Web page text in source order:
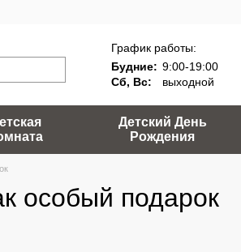
График работы:
Будние: 9:00-19:00
Сб, Вс:
выходной
Детский День
Рождения
особый подарок